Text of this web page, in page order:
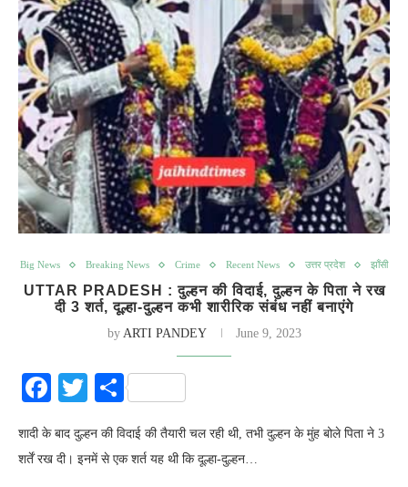
Big News Breaking News Crime Recent News उत्तर प्रदेश झाँसी
UTTAR PRADESH : दुल्हन की विदाई, दुल्हन के पिता ने रख
दी 3 शर्त, दूल्हा-दुल्हन कभी शारीरिक संबंध नहीं बनाएंगे
by ARTI PANDEY June 9, 2023
Facebook
Twitter
Share
शादी के बाद दुल्हन की विदाई की तैयारी चल रही थी, तभी दुल्हन के मुंह बोले पिता ने 3
शर्तें रख दी। इनमें से एक शर्त यह थी कि दूल्हा-दुल्हन…